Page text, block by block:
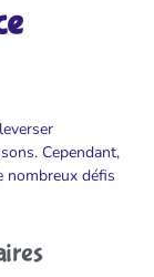
Cependant,
nombreux défis